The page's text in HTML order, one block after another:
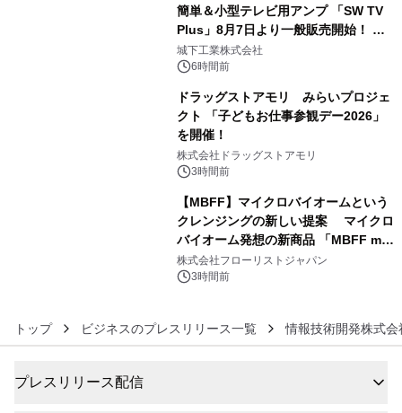
簡単＆小型テレビ用アンプ 「SW TV
Plus」8月7日より一般販売開始！ ケ
ーブル1本つなぐだけ、テレビの音が
ぐっと豊かに
城下工業株式会社
6時間前
ドラッグストアモリ みらいプロジェ
クト 「子どもお仕事参観デー2026」
を開催！
株式会社ドラッグストアモリ
3時間前
【MBFF】マイクロバイオームという
クレンジングの新しい提案 マイクロ
バイオーム発想の新商品 「MBFF mb
クレンジングPRO」を2026年8月6日
発売
株式会社フローリストジャパン
3時間前
トップ ビジネスのプレスリリース一覧 情報技術開発株式会
プレスリリース配信